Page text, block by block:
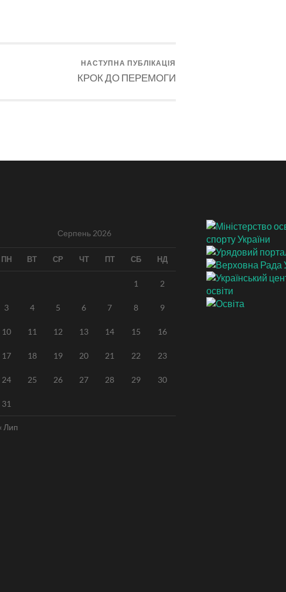
НАСТУПНА ПУБЛІКАЦІЯ
КРОК ДО ПЕРЕМОГИ
Серпень 2026
ПН ВТ СР ЧТ ПТ СБ НД
1 2
3 4 5 6 7 8 9
10 11 12 13 14 15 16
17 18 19 20 21 22 23
24 25 26 27 28 29 30
31
Лип